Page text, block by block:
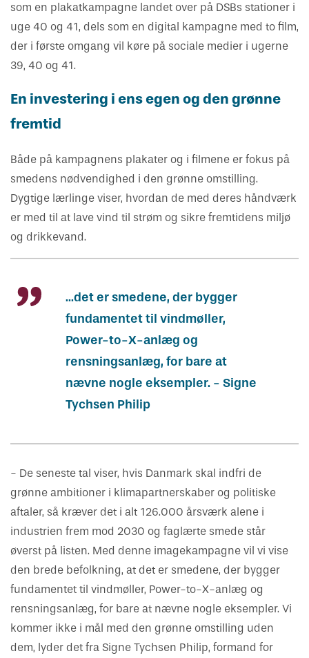
som en plakatkampagne landet over på DSBs stationer i
uge 40 og 41, dels som en digital kampagne med to film,
der i første omgang vil køre på sociale medier i ugerne
39, 40 og 41.
En investering i ens egen og den grønne
fremtid
Både på kampagnens plakater og i filmene er fokus på
smedens nødvendighed i den grønne omstilling.
Dygtige lærlinge viser, hvordan de med deres håndværk
er med til at lave vind til strøm og sikre fremtidens miljø
og drikkevand.
...det er smedene, der bygger
fundamentet til vindmøller,
Power-to-X-anlæg og
rensningsanlæg, for bare at
nævne nogle eksempler. - Signe
Tychsen Philip
- De seneste tal viser, hvis Danmark skal indfri de
grønne ambitioner i klimapartnerskaber og politiske
aftaler, så kræver det i alt 126.000 årsværk alene i
industrien frem mod 2030 og faglærte smede står
øverst på listen. Med denne imagekampagne vil vi vise
den brede befolkning, at det er smedene, der bygger
fundamentet til vindmøller, Power-to-X-anlæg og
rensningsanlæg, for bare at nævne nogle eksempler. Vi
kommer ikke i mål med den grønne omstilling uden
dem, lyder det fra Signe Tychsen Philip, formand for